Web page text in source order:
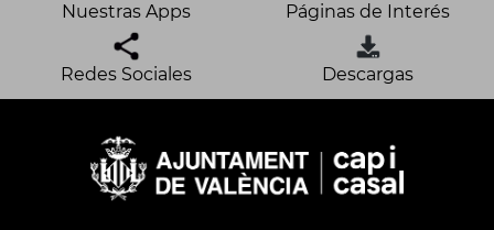
Nuestras Apps Páginas de Interés
Redes Sociales Descargas